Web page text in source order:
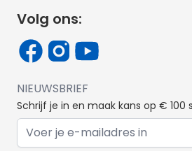
Volg ons:
NIEUWSBRIEF
Schrijf je in en maak kans op € 100